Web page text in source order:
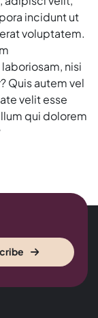
incidunt ut
voluptatem.
nisi
Quis autem vel
velit esse
qui dolorem